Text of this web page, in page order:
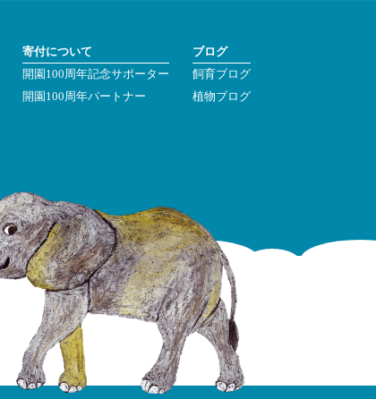
寄付について
開園100周年記念サポーター
開園100周年パートナー
ブログ
飼育ブログ
植物ブログ